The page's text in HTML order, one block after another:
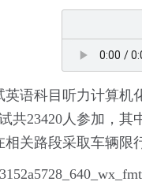
语科目听力计算
共23420人参加，其
关路段采取车辆限